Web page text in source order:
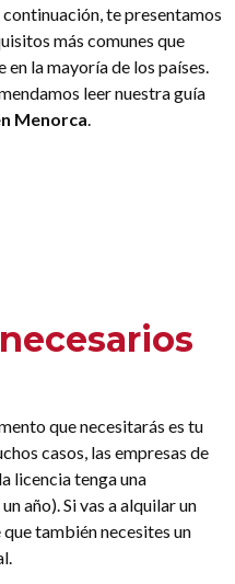
te presentamos
más comunes que
la mayoría de los países.
leer nuestra guía
Menorca.
que necesitarás es tu
casos, las empresas de
licencia tenga una
año). Si vas a alquilar un
también necesites un